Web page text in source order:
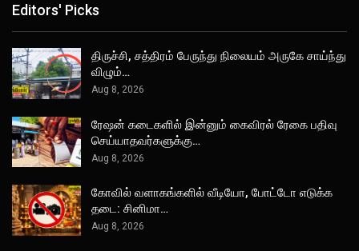
Editors' Picks
திருச்சி, சத்திரம் பேருந்து நிலையம் அருகே சாய்ந்து
விழும்…
Aug 8, 2026
ரேஷன் கடைகளில் இன்னும் கைவிரல் ரேகை பதிவு
செய்யாதவர்களுக்கு…
Aug 8, 2026
கோவில் வளாகங்களில் வீடியோ, போட்டோ எடுக்க
தடை: சினிமா…
Aug 8, 2026